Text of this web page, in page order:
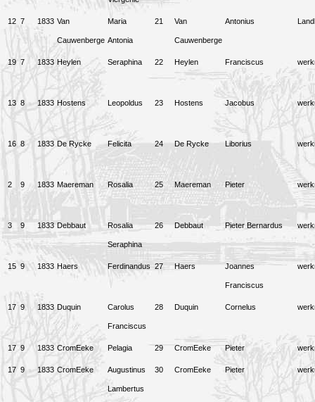
12 7 1833 Van
Cauwenberge
Maria
Antonia
21 Van
Cauwenberge
Antonius
19 7 1833 Heylen Seraphina 22 Heylen Franciscus
13 8 1833 Hostens Leopoldus 23 Hostens Jacobus
16 8 1833 De Rycke Felicita 24 De Rycke Liborius
2 9 1833 Maereman Rosalia 25 Maereman Pieter
3 9 1833 Debbaut Rosalia
Seraphina
26 Debbaut Pieter Bernardus
15 9 1833 Haers Ferdinandus 27 Haers Joannes
Franciscus
17 9 1833 Duquin Carolus
Franciscus
28 Duquin Cornelus
17 9 1833 CromEeke Pelagia 29 CromEeke Pieter
17 9 1833 CromEeke Augustinus
Lambertus
30 CromEeke Pieter